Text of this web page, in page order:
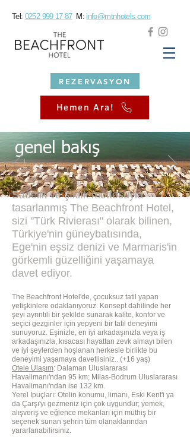
Tel: 0252 999 17 87 M: info@mtnhotels.com
REZERVASYON
Hemen Ara!
genel bakış
Sadelik ve şıklık mottosuyla
tasarlanmış The Beachfront Hotel,
sizi "Türk Rivierası" olarak bilinen,
Türkiye'nin güneybatısında,
Ege'nin eşsiz denizi ve Marmaris'in
görkemli güzelliğini yaşamaya
davet ediyor.
The Beachfront Hotel'de, çocuksuz tatil yapan
yetişkinlere odaklanıyoruz. Konsept dahilinde her
şeyi ayrıntılı bir şekilde sunarak kalite, konfor ve
seçici gezginler için yepyeni bir tatil deneyimi
sunuyoruz. Eşinizle, en iyi arkadaşınızla veya iş
arkadaşınızla, kısacası hayattan zevk almayı bilen
ve iyi şeylerden hoşlanan herkesle birlikte bu
deneyimi yaşamaya davetlisiniz.. (+16 yaş)
Otele Ulaşım: Dalaman Uluslararası
Havalimanı'ndan 95 km; Milas-Bodrum Uluslararası
Havalimanı'ndan ise 132 km.
Yerel İpuçları: Otelin konumu, limanı, Eski Kent'i ya
da Çarşı'yı gezmeniz için çok uygundur; yemek,
alışveriş ve eğlence mekanları için müthiş bir
seçenek sunan şehrin tüm olanaklarından
yararlanabilirsiniz.